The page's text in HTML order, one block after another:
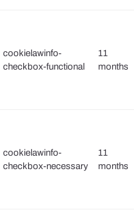
cookielawinfo-
checkbox-functional
11
months
cookielawinfo-
checkbox-necessary
11
months